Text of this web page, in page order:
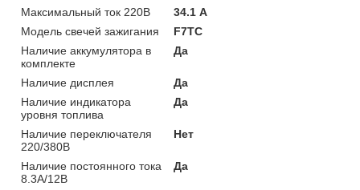
Максимальный ток 220В
34.1 А
Модель свечей зажигания
F7TC
Наличие аккумулятора в
комплекте
Да
Наличие дисплея
Да
Наличие индикатора
уровня топлива
Да
Наличие переключателя
220/380В
Нет
Наличие постоянного тока
8.3А/12В
Да